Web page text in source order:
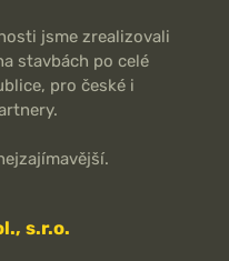
jsme zrealizovali
stavbách po celé
pro české i
s.r.o.